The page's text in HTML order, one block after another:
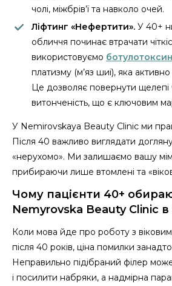
чолі, міжбрів’ї та навколо очей.
Ліфтинг «Нефертити». У 40+
обличчя починає втрачати
використовуємо ботулотоксин
платизму (м’яз шиї), яка
Це дозволяє повернути щелепі
витонченість, що є ключовим
У Nemirovskaya Beauty Clinic ми
Після 40 важливо виглядати
«нерухомо». Ми залишаємо вашу
прибираючи лише втомлені та
Чому пацієнти 40+
Nemyrovska Beauty Clinic в
Коли мова йде про роботу з
після 40 років, ціна помилки
Неправильно підібраний філер
і посилити набряки, а надмірна